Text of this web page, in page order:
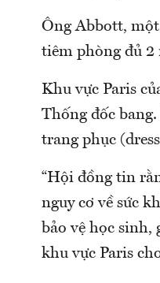
Ông Abbott,
tiêm phòng đủ 2
Khu vực Paris
Thống đốc
trang phục
“Hội đồng tin
nguy cơ về sức
bảo vệ học sinh,
khu vực Paris